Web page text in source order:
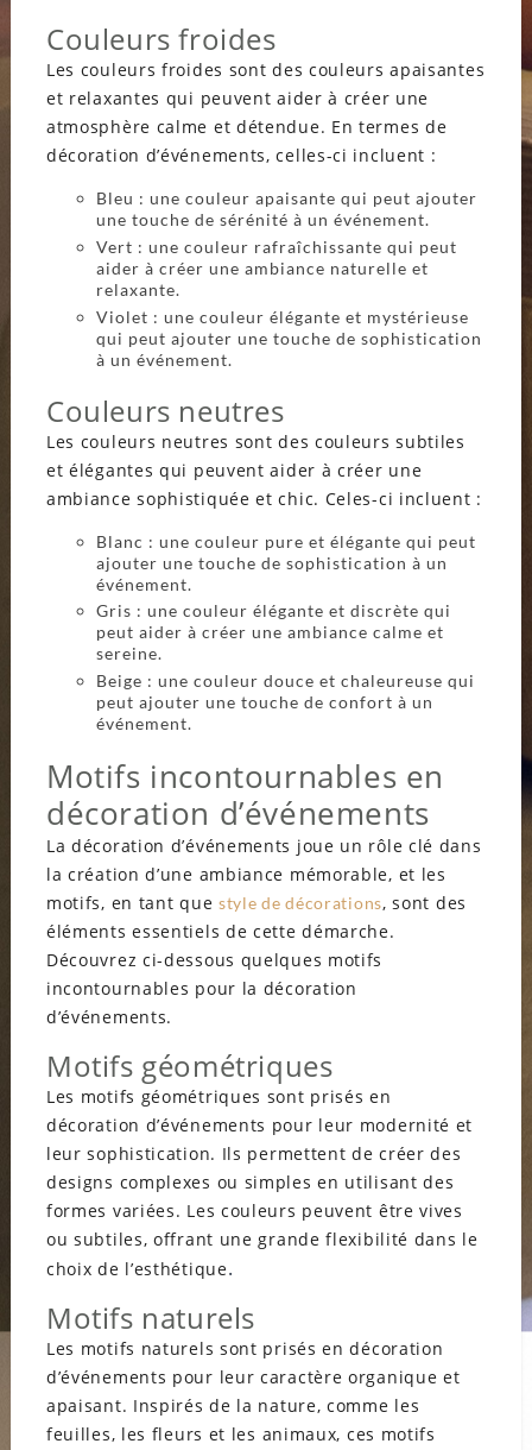
Couleurs froides
Les couleurs froides sont des couleurs apaisantes
et relaxantes qui peuvent aider à créer une
atmosphère calme et détendue. En termes de
décoration d’événements, celles-ci incluent :
Bleu : une couleur apaisante qui peut ajouter
une touche de sérénité à un événement.
Vert : une couleur rafraîchissante qui peut
aider à créer une ambiance naturelle et
relaxante.
Violet : une couleur élégante et mystérieuse
qui peut ajouter une touche de sophistication
à un événement.
Couleurs neutres
Les couleurs neutres sont des couleurs subtiles
et élégantes qui peuvent aider à créer une
ambiance sophistiquée et chic. Celes-ci incluent :
Blanc : une couleur pure et élégante qui peut
ajouter une touche de sophistication à un
événement.
Gris : une couleur élégante et discrète qui
peut aider à créer une ambiance calme et
sereine.
Beige : une couleur douce et chaleureuse qui
peut ajouter une touche de confort à un
événement.
Motifs incontournables en
décoration d’événements
La décoration d’événements joue un rôle clé dans
la création d’une ambiance mémorable, et les
motifs, en tant que style de décorations, sont des
éléments essentiels de cette démarche.
Découvrez ci-dessous quelques motifs
incontournables pour la décoration
d’événements.
Motifs géométriques
Les motifs géométriques sont prisés en
décoration d’événements pour leur modernité et
leur sophistication. Ils permettent de créer des
designs complexes ou simples en utilisant des
formes variées. Les couleurs peuvent être vives
ou subtiles, offrant une grande flexibilité dans le
choix de l’esthétique.
Motifs naturels
Les motifs naturels sont prisés en décoration
d’événements pour leur caractère organique et
apaisant. Inspirés de la nature, comme les
feuilles, les fleurs et les animaux, ces motifs